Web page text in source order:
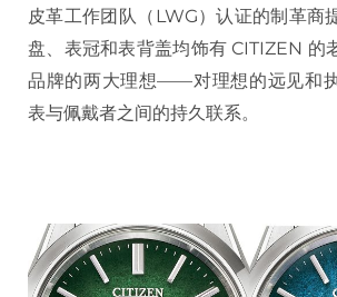
皮革工作团队（LWG）认证的制革商
盘、表冠和表背盖均饰有 CITIZEN 的
品牌的两大理想——对理想的远见和
表与佩戴者之间的持久联系。